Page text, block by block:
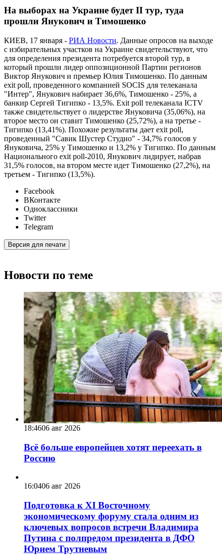
На выборах на Украине будет II тур, туда
прошли Янукович и Тимошенко
КИЕВ, 17 января - РИА Новости. Данные опросов на выходе
с избирательных участков на Украине свидетельствуют, что
для определения президента потребуется второй тур, в
который прошли лидер оппозиционной Партии регионов
Виктор Янукович и премьер Юлия Тимошенко. По данным
еxit poll, проведенного компанией SOCIS для телеканала
"Интер", Янукович набирает 36,6%, Тимошенко - 25%, а
банкир Сергей Тигипко - 13,5%. Exit poll телеканала ICTV
также свидетельствует о лидерстве Януковича (35,06%), на
второе место он ставит Тимошенко (25,72%), а на третье -
Тигипко (13,41%). Похожие результаты дает еxit poll,
проведенный "Савик Шустер Студио" - 34,7% голосов у
Януковича, 25% у Тимошенко и 13,2% у Тигипко. По данным
Национального еxit poll-2010, Янукович лидирует, набрав
31,5% голосов, на втором месте идет Тимошенко (27,2%), на
третьем - Тигипко (13,5%).
Facebook
ВКонтакте
Одноклассники
Twitter
Telegram
Версия для печати
Новости по теме
18:4606 авг 2026
Всё больше европейцев хотят переехать в
Россию
16:0406 авг 2026
Подготовка к XI Восточному
экономическому форуму стала одним из
ключевых вопросов встречи Владимира
Путина с полпредом президента в ДФО
Юрием Трутневым